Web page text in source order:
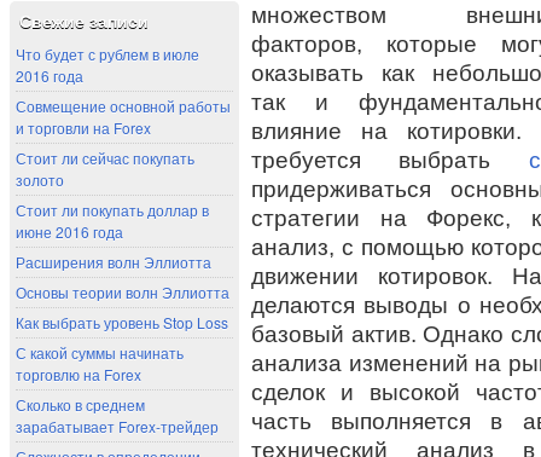
Свежие записи
Что будет с рублем в июле
2016 года
Совмещение основной работы
и торговли на Forex
Стоит ли сейчас покупать
золото
Стоит ли покупать доллар в
июне 2016 года
Расширения волн Эллиотта
Основы теории волн Эллиотта
Как выбрать уровень Stop Loss
С какой суммы начинать
торговлю на Forex
Сколько в среднем
зарабатывает Forex-трейдер
множеством
факторов, которые
оказывать как
так и
влияние на
требуется выбрать
придерживаться
стратегии на Форекс,
анализ, с помощью
движении котировок.
делаются выводы о
базовый актив. Однако
анализа изменений на
сделок и высокой
часть выполняется в
технический анализ